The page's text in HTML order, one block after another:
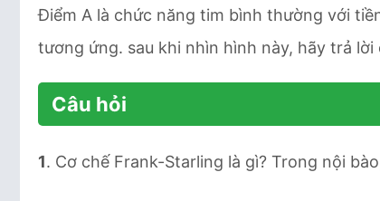
Điểm A là chức năng tim bình thường với
tương ứng. sau khi nhìn hình này, hãy trả lời
Câu hỏi
1. Cơ chế Frank-Starling là gì? Trong nội